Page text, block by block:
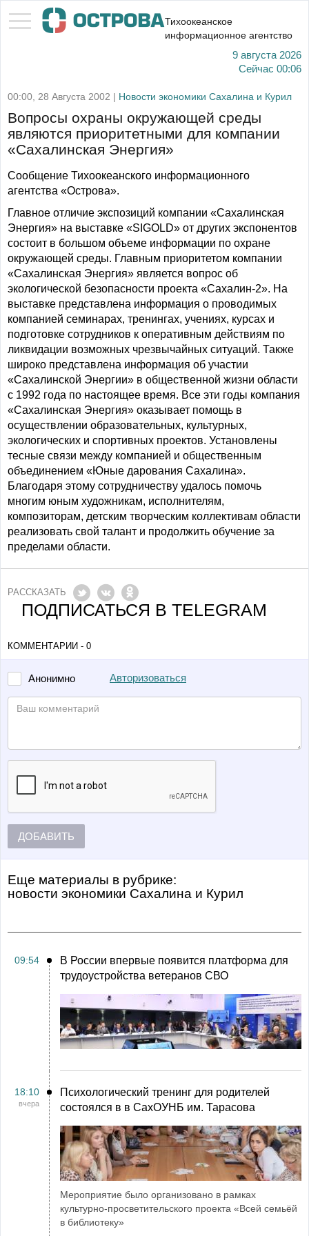
Тихоокеанское
информационное агентство
9 августа 2026
Сейчас 00:06
00:00, 28 Августа 2002 | Новости экономики Сахалина и Курил
Вопросы охраны окружающей среды
являются приоритетными для компании
«Сахалинская Энергия»
Сообщение Тихоокеанского информационного
агентства «Острова».
Главное отличие экспозиций компании «Сахалинская
Энергия» на выставке «SIGOLD» от других экспонентов
состоит в большом объеме информации по охране
окружающей среды. Главным приоритетом компании
«Сахалинская Энергия» является вопрос об
экологической безопасности проекта «Сахалин-2». На
выставке представлена информация о проводимых
компанией семинарах, тренингах, учениях, курсах и
подготовке сотрудников к оперативным действиям по
ликвидации возможных чрезвычайных ситуаций. Также
широко представлена информация об участии
«Сахалинской Энергии» в общественной жизни области
с 1992 года по настоящее время. Все эти годы компания
«Сахалинская Энергия» оказывает помощь в
осуществлении образовательных, культурных,
экологических и спортивных проектов. Установлены
тесные связи между компанией и общественным
объединением «Юные дарования Сахалина».
Благодаря этому сотрудничеству удалось помочь
многим юным художникам, исполнителям,
композиторам, детским творческим коллективам области
реализовать свой талант и продолжить обучение за
пределами области.
РАССКАЗАТЬ
ПОДПИСАТЬСЯ В TELEGRAM
КОММЕНТАРИИ - 0
Анонимно Авторизоваться
ДОБАВИТЬ
Еще материалы в рубрике:
Новости экономики Сахалина и Курил
09:54
В России впервые появится платформа для
трудоустройства ветеранов СВО
18:10
вчера
Психологический тренинг для родителей
состоялся в в СахОУНБ им. Тарасова
Мероприятие было организовано в рамках
культурно-просветительского проекта «Всей семьёй
в библиотеку»